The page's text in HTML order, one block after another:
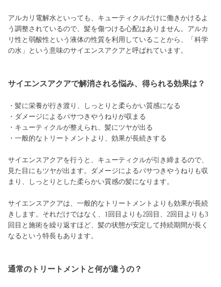
アルカリ電解水といっても、キューティクルだけに働きかけるよ
う調整されているので、髪を傷つける心配はありません。アルカ
リ性と弱酸性という液体の性質を利用していることから、「科学
の水」という意味のサイエンスアクアと呼ばれています。
サイエンスアクアで解消される悩み、得られる効果は？
・髪に栄養が行き渡り、しっとりと柔らかい質感になる
・ダメージによるパサつきやうねりが収まる
・キューティクルが整えられ、髪にツヤが出る
・一般的なトリートメントより、効果が長続きする
サイエンスアクアを行うと、キューティクルが引き締まるので、
見た目にもツヤが出ます。ダメージによるパサつきやうねりも収
まり、しっとりとした柔らかい質感の髪になります。
サイエンスアクアは、一般的なトリートメントよりも効果が長続
きします。それだけではなく、1回目よりも2回目、2回目よりも3
回目と施術を繰り返すほど、髪の状態が安定して持続期間が長く
なるという特長もあります。
通常のトリートメントと何が違うの？